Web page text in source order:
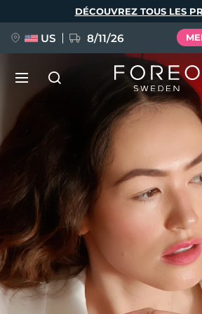
DÉCOUVREZ TOUS LES
US 8/11/26
FAQ™ Pure Beauty-Tech Elixir
BREAKING NEWS
issa™ Teeth Whitening Set
Langue
English Deutsch
Français
Polski
Svenska
Türkçe
简体中文